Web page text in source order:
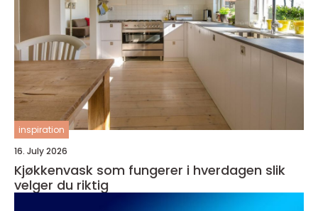
inspiration
16. July 2026
Kjøkkenvask som fungerer i hverdagen slik
velger du riktig